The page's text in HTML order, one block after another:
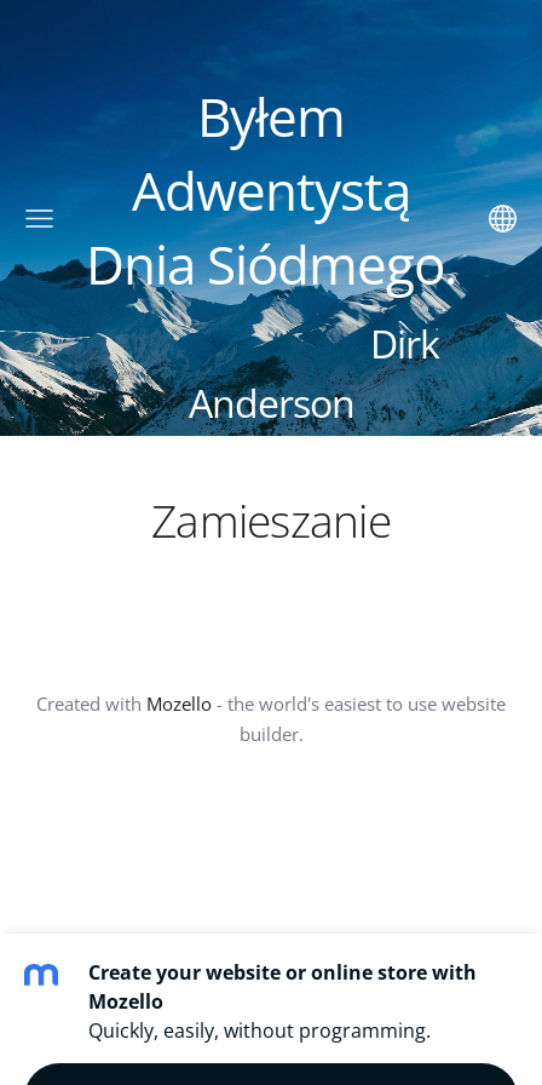
Byłem
Adwentystą
Dnia Siódmego.
Dirk
Anderson
Zamieszanie
Created with Mozello - the world's easiest to use website
builder.
Create your website or online store with
Mozello
Quickly, easily, without programming.